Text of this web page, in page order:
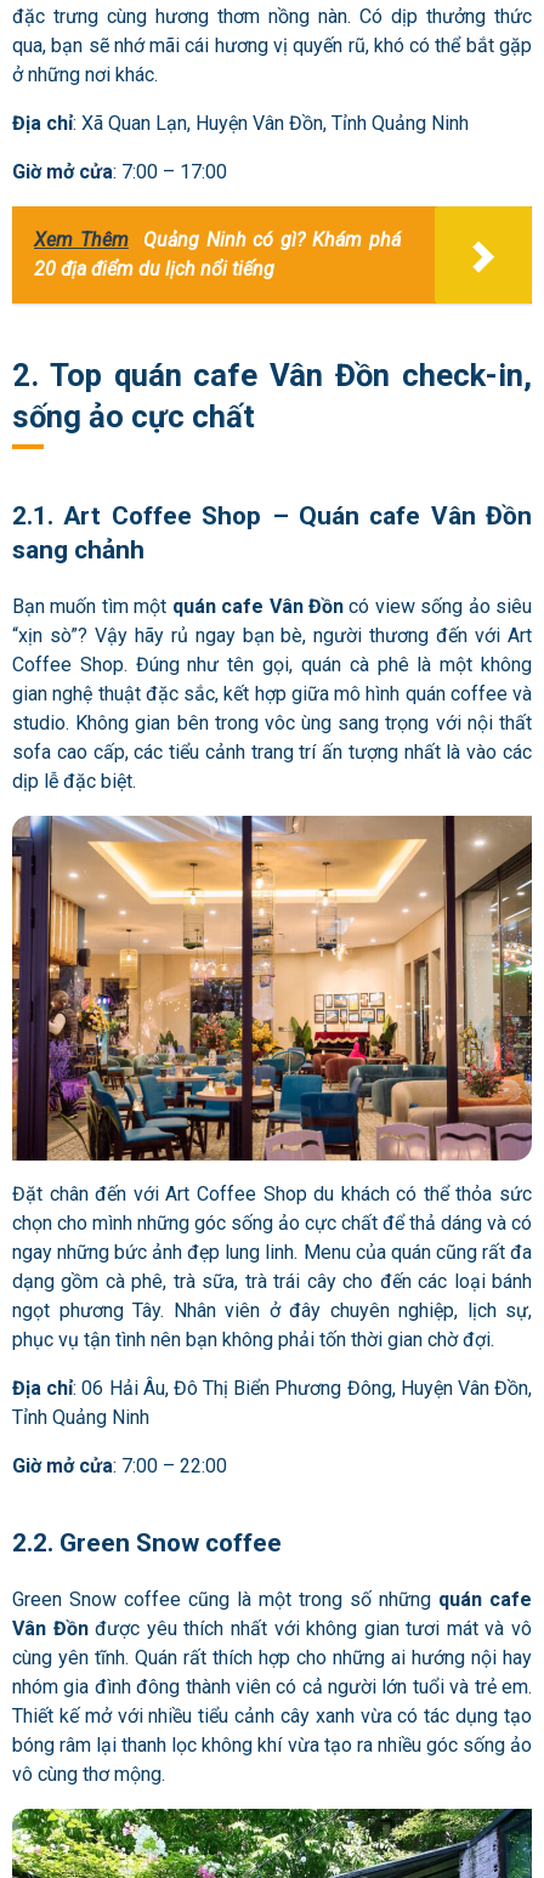
đặc trưng cùng hương thơm nồng nàn. Có dịp thưởng thức
qua, bạn sẽ nhớ mãi cái hương vị quyến rũ, khó có thể bắt gặp
ở những nơi khác.
Địa chỉ: Xã Quan Lạn, Huyện Vân Đồn, Tỉnh Quảng Ninh
Giờ mở cửa: 7:00 – 17:00
Xem Thêm
Quảng Ninh có gì? Khám phá
20 địa điểm du lịch nổi tiếng
2. Top quán cafe Vân Đồn check-in,
sống ảo cực chất
2.1. Art Coffee Shop – Quán cafe Vân Đồn
sang chảnh
Bạn muốn tìm một quán cafe Vân Đồncó view sống ảo siêu
“xịn sò”? Vậy hãy rủ ngay bạn bè, người thương đến với Art
Coffee Shop. Đúng như tên gọi, quán cà phê là một không
gian nghệ thuật đặc sắc, kết hợp giữa mô hình quán coffee và
studio. Không gian bên trong vôc ùng sang trọng với nội thất
sofa cao cấp, các tiểu cảnh trang trí ấn tượng nhất là vào các
dịp lễ đặc biệt.
Đặt chân đến với Art Coffee Shop du khách có thể thỏa sức
chọn cho mình những góc sống ảo cực chất để thả dáng và có
ngay những bức ảnh đẹp lung linh. Menu của quán cũng rất đa
dạng gồm cà phê, trà sữa, trà trái cây cho đến các loại bánh
ngọt phương Tây. Nhân viên ở đây chuyên nghiệp, lịch sự,
phục vụ tận tình nên bạn không phải tốn thời gian chờ đợi.
Địa chỉ: 06 Hải Âu, Đô Thị Biển Phương Đông, Huyện Vân Đồn,
Tỉnh Quảng Ninh
Giờ mở cửa: 7:00 – 22:00
2.2. Green Snow coffee
Green Snow coffee cũng là một trong số những quán cafe
Vân Đồnđược yêu thích nhất với không gian tươi mát và vô
cùng yên tĩnh. Quán rất thích hợp cho những ai hướng nội hay
nhóm gia đình đông thành viên có cả người lớn tuổi và trẻ em.
Thiết kế mở với nhiều tiểu cảnh cây xanh vừa có tác dụng tạo
bóng râm lại thanh lọc không khí vừa tạo ra nhiều góc sống ảo
vô cùng thơ mộng.